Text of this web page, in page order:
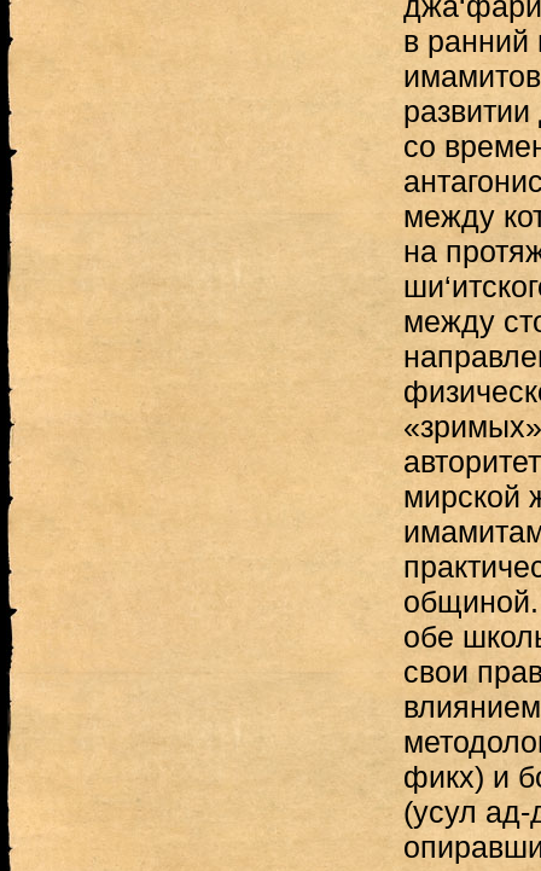
в ранний
со
между
на
между
мирской
обе
свои
фикх) и
(усул ад-